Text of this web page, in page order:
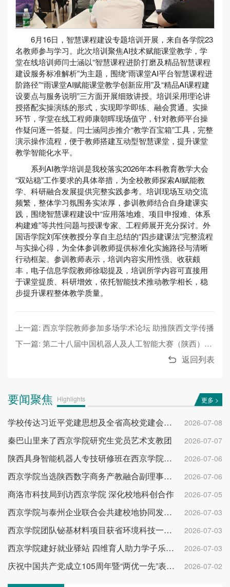
6月16日，智慧课程建设专题培训开展，来自各学院23
名教师参与学习。此次培训聚焦AI技术赋能课堂教学，学
堂在线培训师闫士涵以“智慧课程进阶打磨及精品智慧课程
建设服务标准解析”为主题，围绕“雨课堂AI平台智慧课程进
阶路径”“雨课堂AI赋能课堂教学创新应用”及“精品AI课程建
设要点与服务说明”三方面开展细致讲授。培训采用理论讲
授搭配实操演练的形式，实现即学即练、融会贯通。实操
环节，学堂在线工程师康朝晖现场值守，针对教师平台操
作疑问逐一答疑。闫士涵同步推介“教学百宝箱”工具，完整
演示操作流程，便于教师搭建互动型智慧课堂，提升课堂
教学智能化水平。
系列AI教学培训是我校落实2026年本科教育教学大会
“双站稳”工作要求的具体举措，为全校教师探索AI赋能教
学、科研融合发展提供完整实践参考。培训现场互动交流
频繁，整体学习氛围务实浓厚，参训教师结合自身建课实
践，围绕智慧课程建设中“应用落地难、项目申报难、体系
构建难”等共性问题与授课专家、工程师展开充分探讨。外
国语学院刘军侠教授分享自主总结的“四步建课法”完整流程
与实操心得，为全体参训教师提供标准化实施路径与清晰
行动框架。参训教师表示，培训内容实用性强、收获颇
丰，电子信息学院教师徐聪提及，培训所学内容可直接用
于课堂提质、科研增效，依托智能技术推动教学相长，稳
步提升课程整体教学质量。
上一篇: 西京学院教师参加多场学术论坛 助推陕西文学传播
下一篇: 第二十八届中国机器人及人工智能大赛（陕西）举办
返回列表
要闻聚焦 Highlights 更多 >
学校传达习近平党建思想及全省高校党建会议精神 2026-07-08
秦巴山里来了西京学院研究生党员艺术支教团 2026-07-07
陕西具身智能机器人专技研修班在西京学院开班 2026-07-06
西京学院当选陕西数字商务产教融合副理事长单位 2026-07-06
商洛市科技局到访西京学院 深化校地科创合作 2026-07-05
西京学院与泰州企业联合会共建校地协同发展平台 2026-07-03
西京学院团队铋基材料项目获省环境科技一等奖 2026-07-03
西京学院建好就业驿站 四维育人助力学子乐业成才 2026-07-03
庆祝中国共产党成立105周年暨“两优一先”表彰大会举行 2026-07-02